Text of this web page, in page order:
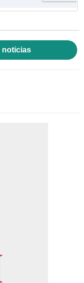
noticias